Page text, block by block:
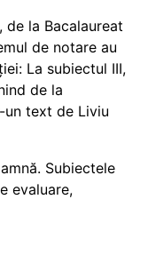
de la Bacalaureat
de notare au
La subiectul III,
de la
text de Liviu
Subiectele
evaluare,